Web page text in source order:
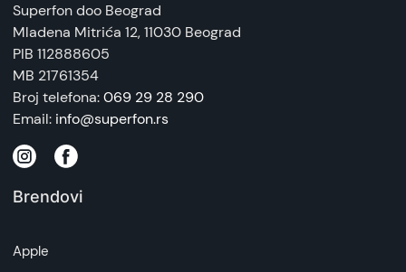
Superfon doo Beograd
Mladena Mitrića 12, 11030 Beograd
PIB 112888605
MB 21761354
Broj telefona:069 29 28 290
Email: info@superfon.rs
Brendovi
Apple